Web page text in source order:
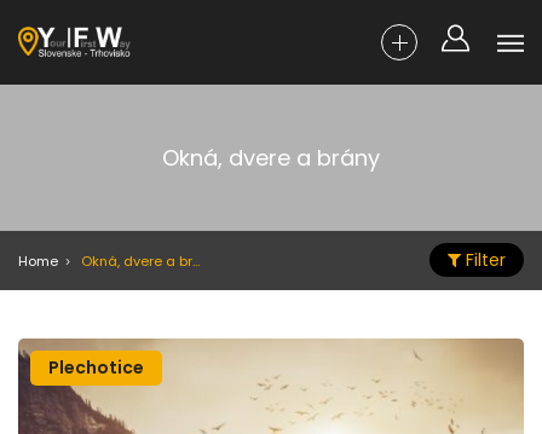
Okná, dvere a brány
Home Okná, dvere a brány Filter
Plechotice